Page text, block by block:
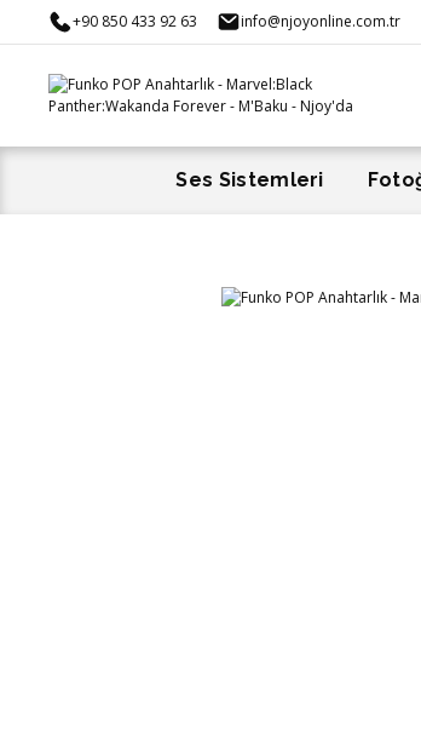
+90 850 433 92 63 info@njoyonline.com.tr
Ses Sistemleri